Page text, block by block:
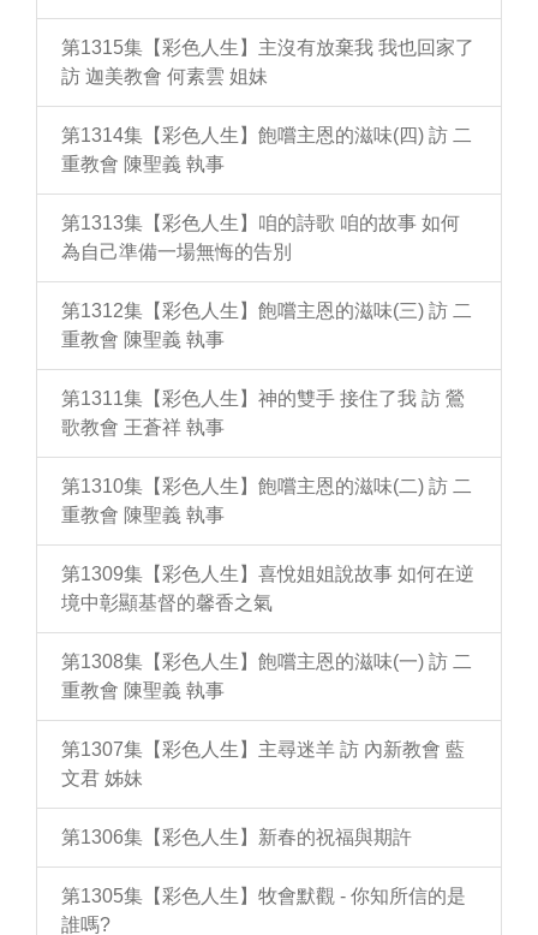
第1315集【彩色人生】主沒有放棄我 我也回家了
訪 迦美教會 何素雲 姐妹
第1314集【彩色人生】飽嚐主恩的滋味(四) 訪 二
重教會 陳聖義 執事
第1313集【彩色人生】咱的詩歌 咱的故事 如何
為自己準備一場無悔的告別
第1312集【彩色人生】飽嚐主恩的滋味(三) 訪 二
重教會 陳聖義 執事
第1311集【彩色人生】神的雙手 接住了我 訪 鶯
歌教會 王蒼祥 執事
第1310集【彩色人生】飽嚐主恩的滋味(二) 訪 二
重教會 陳聖義 執事
第1309集【彩色人生】喜悅姐姐說故事 如何在逆
境中彰顯基督的馨香之氣
第1308集【彩色人生】飽嚐主恩的滋味(一) 訪 二
重教會 陳聖義 執事
第1307集【彩色人生】主尋迷羊 訪 內新教會 藍
文君 姊妹
第1306集【彩色人生】新春的祝福與期許
第1305集【彩色人生】牧會默觀 - 你知所信的是
誰嗎?